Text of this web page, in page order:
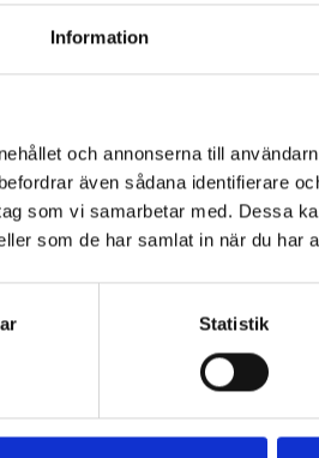
Information
och annonserna till
även sådana identifierare
som vi samarbetar med. Dessa
som de har samlat in när du har
Statistik
när vi hjälper våra kunder